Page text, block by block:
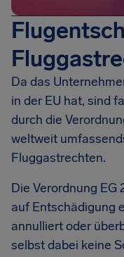
Da das
in der EU hat, sind
durch die
weltweit
Fluggastrechten.
Die Verordnung
auf Entschädigung
annulliert oder
selbst dabei keine